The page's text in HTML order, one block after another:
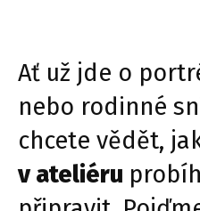
Ať už jde o
nebo rodinné
chcete vědět,
v ateliéru